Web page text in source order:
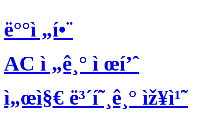
ë°°ì „í•¨
AC ì „ê¸° ì œí’ˆ
ì„œì§€ ë³´í˜¸ê¸° ìž¥ì¹˜